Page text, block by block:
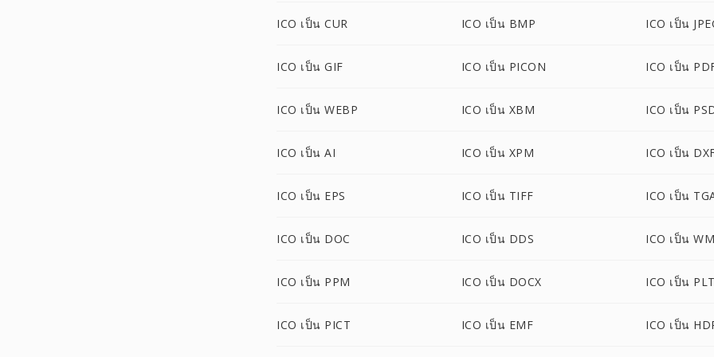
ICO เป็น CUR ICO เป็น BMP ICO เป็น
ICO เป็น GIF ICO เป็น PICON ICO เป็น
ICO เป็น WEBP ICO เป็น XBM ICO เป็น
ICO เป็น AI ICO เป็น XPM ICO เป็น
ICO เป็น EPS ICO เป็น TIFF ICO เป็น
ICO เป็น DOC ICO เป็น DDS ICO เป็น
ICO เป็น PPM ICO เป็น DOCX ICO เป็น PLT
ICO เป็น PICT ICO เป็น EMF ICO เป็น